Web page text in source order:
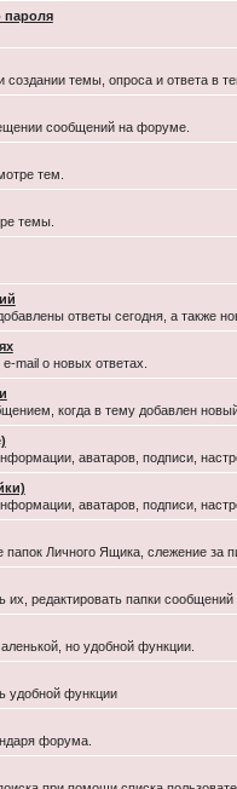
пароля
темы, опроса и ответа в
сообщений на форуме.
тем.
темы.
ответы сегодня, а также
mail о новых ответах.
когда в тему добавлен
аватаров, подписи,
аватаров, подписи,
Личного Ящика, слежение за
редактировать папки
но удобной функции.
удобной функции
форума.